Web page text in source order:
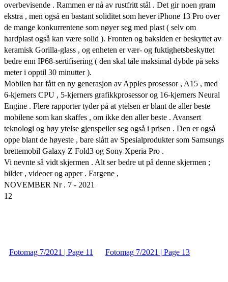
overbevisende . Rammen er nå av rustfritt stål . Det gir noen gram
ekstra , men også en bastant soliditet som hever iPhone 13 Pro over
de mange konkurrentene som nøyer seg med plast ( selv om
hardplast også kan være solid ). Fronten og baksiden er beskyttet av
keramisk Gorilla-glass , og enheten er vær- og fuktighetsbeskyttet
bedre enn IP68-sertifisering ( den skal tåle maksimal dybde på seks
meter i opptil 30 minutter ).
Mobilen har fått en ny generasjon av Apples prosessor , A15 , med
6-kjerners CPU , 5-kjerners grafikkprosessor og 16-kjerners Neural
Engine . Flere rapporter tyder på at ytelsen er blant de aller beste
mobilene som kan skaffes , om ikke den aller beste . Avansert
teknologi og høy ytelse gjenspeiler seg også i prisen . Den er også
oppe blant de høyeste , bare slått av Spesialprodukter som Samsungs
brettemobil Galaxy Z Fold3 og Sony Xperia Pro .
Vi nevnte så vidt skjermen . Alt ser bedre ut på denne skjermen ;
bilder , videoer og apper . Fargene ,
NOVEMBER Nr . 7 - 2021
12
Fotomag 7/2021 | Page 11 Fotomag 7/2021 | Page 13